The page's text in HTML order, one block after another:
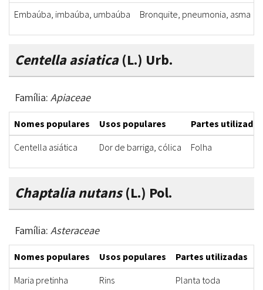
Embaúba, imbaúba, umbaúba Bronquite, pneumonia, asma
Centella asiatica(L.) Urb.
Família: Apiaceae
Nomes populares Usos populares
Partes utilizadas
Centella asiática
Dor de barriga, cólica Folha
Chaptalia nutans(L.) Pol.
Família: Asteraceae
Nomes populares Usos populares Partes utilizadas
Maria pretinha
Rins Planta toda